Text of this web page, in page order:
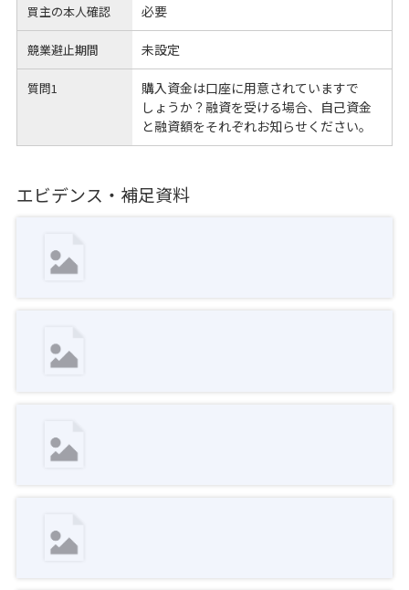
買主の本人確認 必要
競業避止期間 未設定
質問1
購入資金は口座に用意されていますで
しょうか？融資を受ける場合、自己資金
と融資額をそれぞれお知らせください。
エビデンス・補足資料